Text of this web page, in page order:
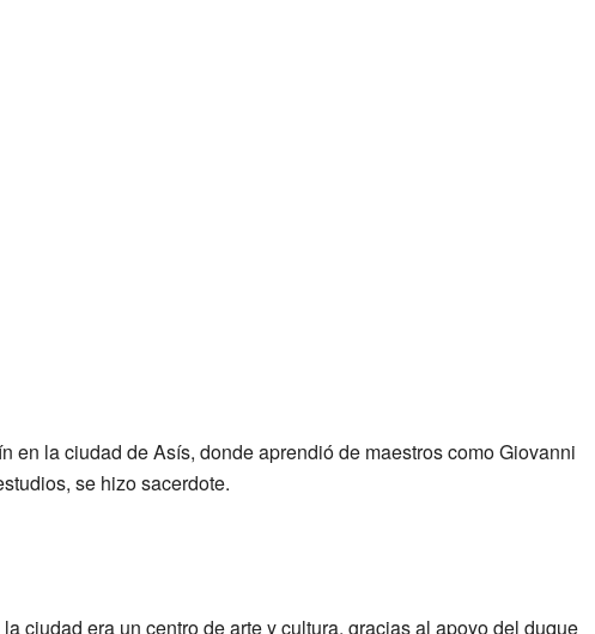
en la ciudad de Asís, donde aprendió de maestros como Giovanni
se hizo sacerdote.
ciudad era un centro de arte y cultura, gracias al apoyo del duque